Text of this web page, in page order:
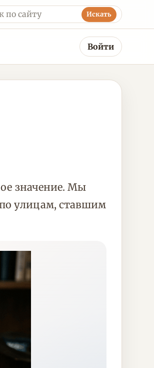
Искать
Войти
значение. Мы
улицам, ставшим